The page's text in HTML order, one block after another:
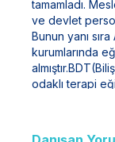
tamamladı.
ve devlet
Bunun yanı
kurumlarında
odaklı terapi